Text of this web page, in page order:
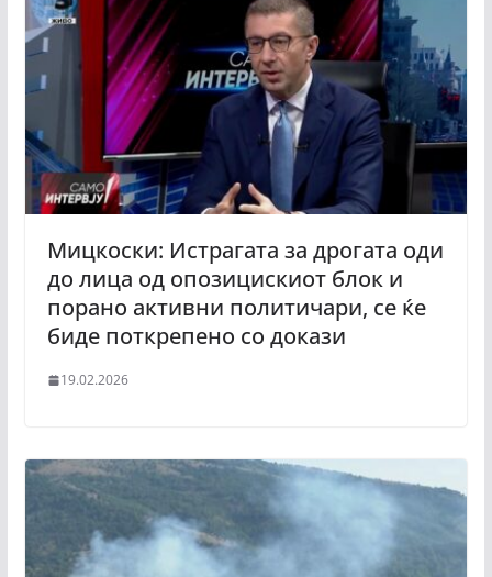
Мицкоски: Истрагата за дрогата оди
до лица од опозицискиот блок и
порано активни политичари, се ќе
биде поткрепено со докази
19.02.2026